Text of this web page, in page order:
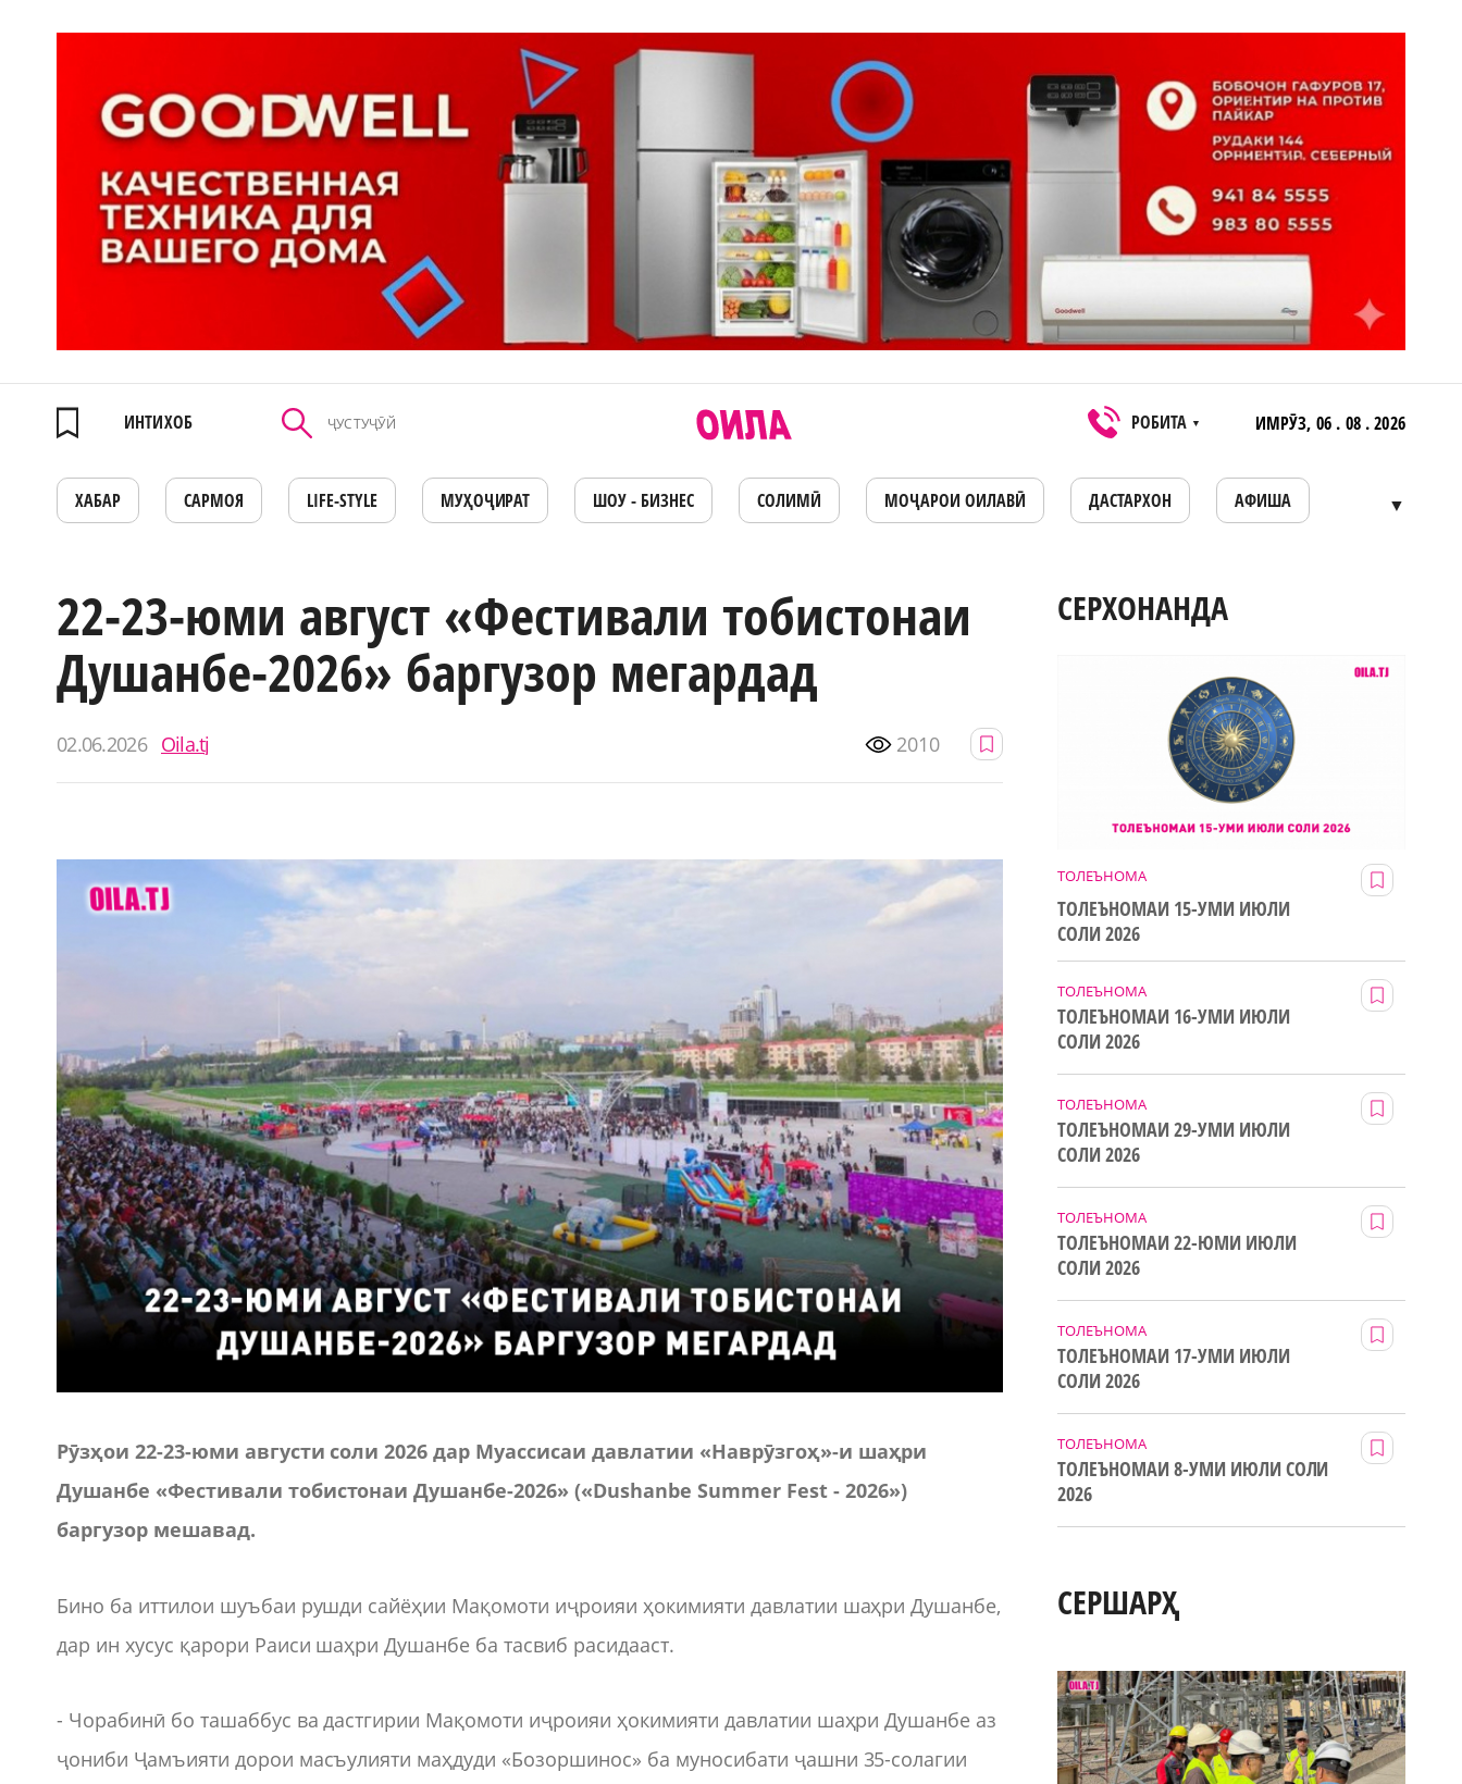
ИНТИХОБ РОБИТА ▼ ИМРӮЗ, 06 . 08 . 2026
ХАБАР САРМОЯ LIFE-STYLE МУҲОҶИРАТ ШОУ - БИЗНЕС СОЛИМӢ МОҶАРОИ ОИЛАВӢ ДАСТАРХОН АФИША ▼
22-23-юми август «Фестивали тобистонаи
Душанбе-2026» баргузор мегардад
02.06.2026 Oila.tj 2010
Рӯзҳои 22-23-юми августи соли 2026 дар Муассисаи давлатии «Наврӯзгоҳ»-и шаҳри
Душанбе «Фестивали тобистонаи Душанбе-2026» («Dushanbe Summer Fest - 2026»)
баргузор мешавад.
Бино ба иттилои шуъбаи рушди сайёҳии Мақомоти иҷроияи ҳокимияти давлатии шаҳри Душанбе,
дар ин хусус қарори Раиси шаҳри Душанбе ба тасвиб расидааст.
- Чорабинӣ бо ташаббус ва дастгирии Мақомоти иҷроияи ҳокимияти давлатии шаҳри Душанбе аз
ҷониби Ҷамъияти дорои масъулияти маҳдуди «Бозоршинос» ба муносибати ҷашни 35-солагии
СЕРХОНАНДА
ТОЛЕЪНОМА
ТОЛЕЪНОМАИ 15-УМИ ИЮЛИ
СОЛИ 2026
ТОЛЕЪНОМА
ТОЛЕЪНОМАИ 16-УМИ ИЮЛИ
СОЛИ 2026
ТОЛЕЪНОМА
ТОЛЕЪНОМАИ 29-УМИ ИЮЛИ
СОЛИ 2026
ТОЛЕЪНОМА
ТОЛЕЪНОМАИ 22-ЮМИ ИЮЛИ
СОЛИ 2026
ТОЛЕЪНОМА
ТОЛЕЪНОМАИ 17-УМИ ИЮЛИ
СОЛИ 2026
ТОЛЕЪНОМА
ТОЛЕЪНОМАИ 8-УМИ ИЮЛИ СОЛИ
2026
СЕРШАРҲ